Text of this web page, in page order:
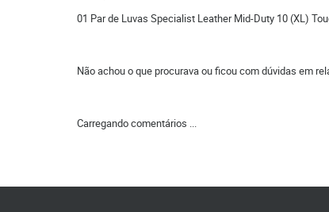
01 Par de Luvas Specialist Leather Mid-Duty 10 (XL)
Não achou o que procurava ou ficou com dúvidas em
Carregando comentários ...